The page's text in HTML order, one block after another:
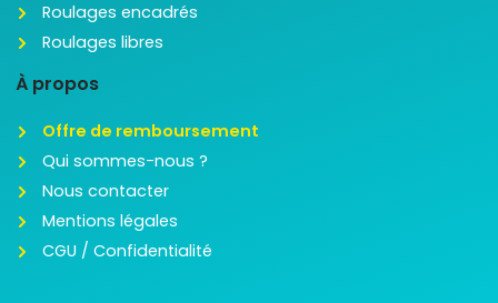
Roulages encadrés
Roulages libres
À propos
Offre de remboursement
Qui sommes-nous ?
Nous contacter
Mentions légales
CGU / Confidentialité